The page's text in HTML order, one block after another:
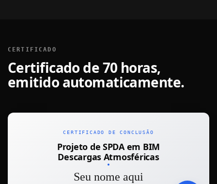
CERTIFICADO
Certificado de 70 horas,
emitido automaticamente.
CERTIFICADO DE CONCLUSÃO
Projeto de SPDA em BIM
Descargas Atmosféricas
Seu nome aqui